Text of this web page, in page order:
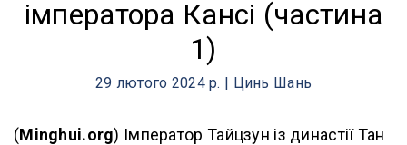
імператора Кансі (частина
1)
29 лютого 2024 р. | Цинь Шань
(Minghui.org) Імператор Тайцзун із династії Тан